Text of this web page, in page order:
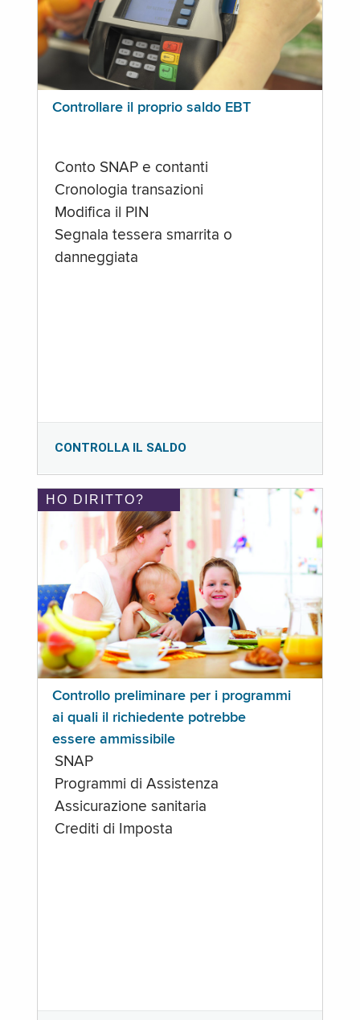
Controllare il proprio saldo EBT
Conto SNAP e contanti
Cronologia transazioni
Modifica il PIN
Segnala tessera smarrita o
danneggiata
CONTROLLA IL SALDO
HO DIRITTO?
Controllo preliminare per i programmi
ai quali il richiedente potrebbe
essere ammissibile
SNAP
Programmi di Assistenza
Assicurazione sanitaria
Crediti di Imposta